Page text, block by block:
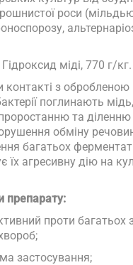
роси
міді, 770 г/кг.
контакті з
поглинають
та діленню
обміну
багатьох
їх агресивну дію на
препарату:
проти багатьох
застосування;